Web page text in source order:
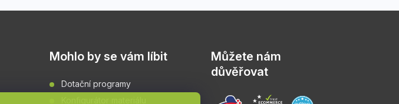
Mohlo by se vám líbit
Dotační programy
Můžete nám
důvěřovat